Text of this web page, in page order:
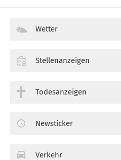
Wetter
Stellenanzeigen
Todesanzeigen
Newsticker
Verkehr